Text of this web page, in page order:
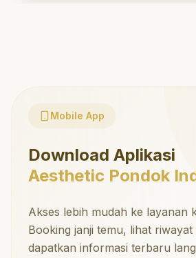
Mobile App
Download Aplikasi
Aesthetic Pondok
Akses lebih mudah ke layanan
Booking janji temu, lihat
dapatkan informasi terbaru